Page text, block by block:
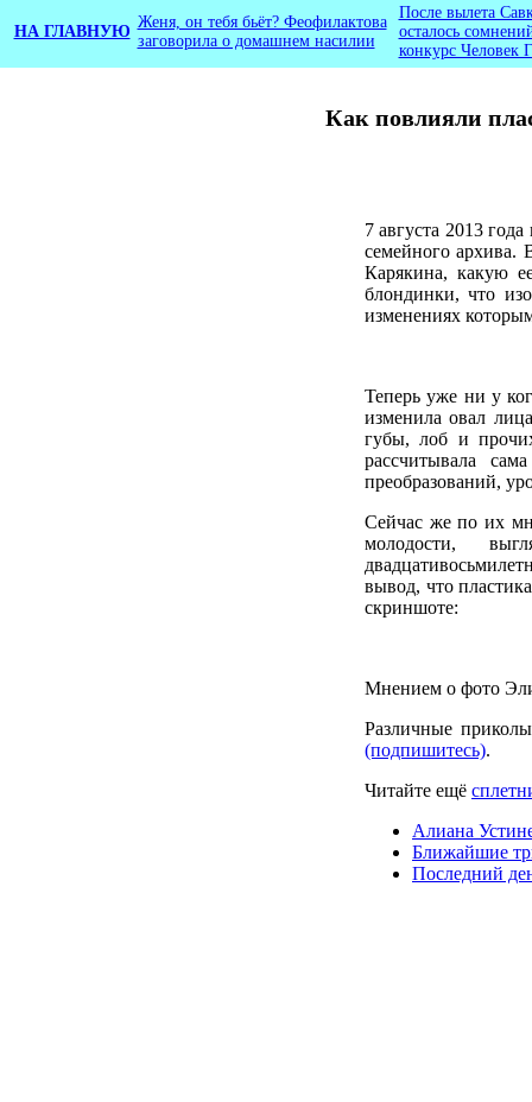
Как повлияли
НА ГЛАВНУЮ
Женя, он тебя бьёт? Феофилактова
заговорила о домашнем насилии
После вылета
осталось
конкурс Человек
7 августа 2013
семейного архива.
Карякина, какую
блондинки, что
изменениях
Теперь уже ни у
изменила овал
губы, лоб и
рассчитывала
преобразований,
Сейчас же по их
молодости,
вывод, что
скриншоте:
Мнением о фото
Различные
(подпишитесь).
Читайте ещё
Алиана
Ближайшие
Последний